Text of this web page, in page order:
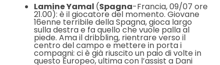
Lamine Yamal (Spagna-Francia, 09/07 ore
21.00): è il giocatore del momento. Giovane
16enne terribile della Spagna, gioca largo
sulla destra e fa quello che vuole palla al
piede. Ama il dribbling, rientrare verso il
centro del campo e mettere in porta i
compagni: ci è già riuscito un paio di volte in
questo Europeo, ultima con l’assist a Dani